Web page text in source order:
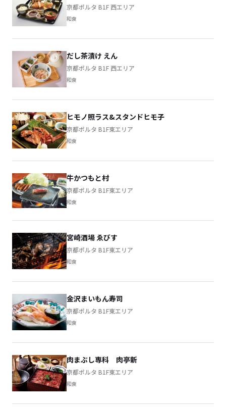
京都ポルタ B1F 西エリア
和食
だし茶漬け えん
京都ポルタ B1F 西エリア
和食
ヒモノ照ラス&スタンドヒモ子
京都ポルタ B1F東エリア
和食
牛かつもと村
京都ポルタ B1F東エリア
和食
宮崎酒場 ゑびす
京都ポルタ B1F東エリア
和食
金沢まいもん寿司
京都ポルタ B1F東エリア
和食
肉まぶし専科 肉亭新
京都ポルタ B1F東エリア
和食